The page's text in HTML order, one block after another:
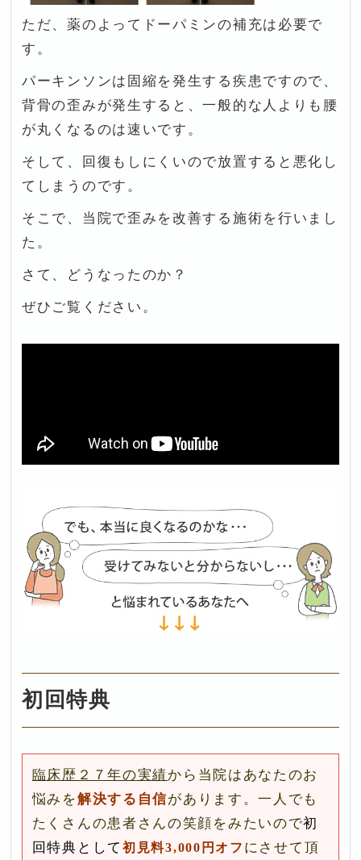
ただ、薬のよってドーパミンの補充は必要で
す。
パーキンソンは固縮を発生する疾患ですので、
背骨の歪みが発生すると、一般的な人よりも腰
が丸くなるのは速いです。
そして、回復もしにくいので放置すると悪化し
てしまうのです。
そこで、当院で歪みを改善する施術を行いまし
た。
さて、どうなったのか？
ぜひご覧ください。
初回特典
臨床歴２７年の実績から当院はあなたのお
悩みを解決する自信があります。一人でも
たくさんの患者さんの笑顔をみたいので初
回特典として 初見料3,000円オフ にさせて頂